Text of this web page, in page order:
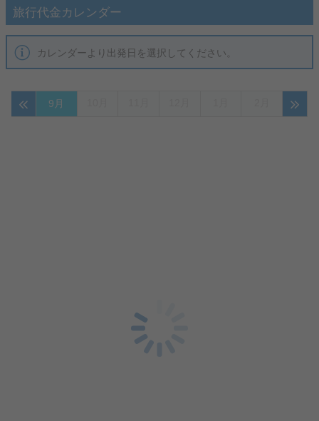
旅行代金カレンダー
カレンダーより出発日を選択してください。
9月